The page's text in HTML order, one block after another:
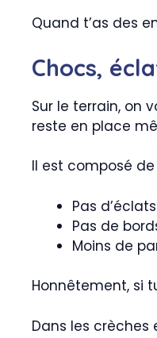
Quand t’as des
Chocs,
Sur le terrain, on
reste en place
Il est composé
Pas
Pas de
Moins de
Honnêtement, si
Dans les crèches